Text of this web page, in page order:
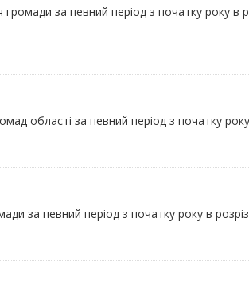
за певний період з початку року в
області за певний період з початку року
за певний період з початку року в